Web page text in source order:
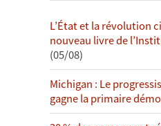
L’État et la révolution
nouveau livre de
(05/08)
Michigan : Le
gagne la primaire